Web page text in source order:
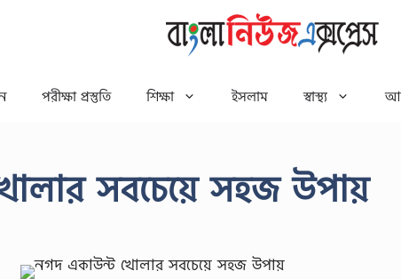
পরীক্ষা প্রস্তুতি শিক্ষা ইসলাম স্বাস্থ্য
সবচেয়ে সহজ উপায়